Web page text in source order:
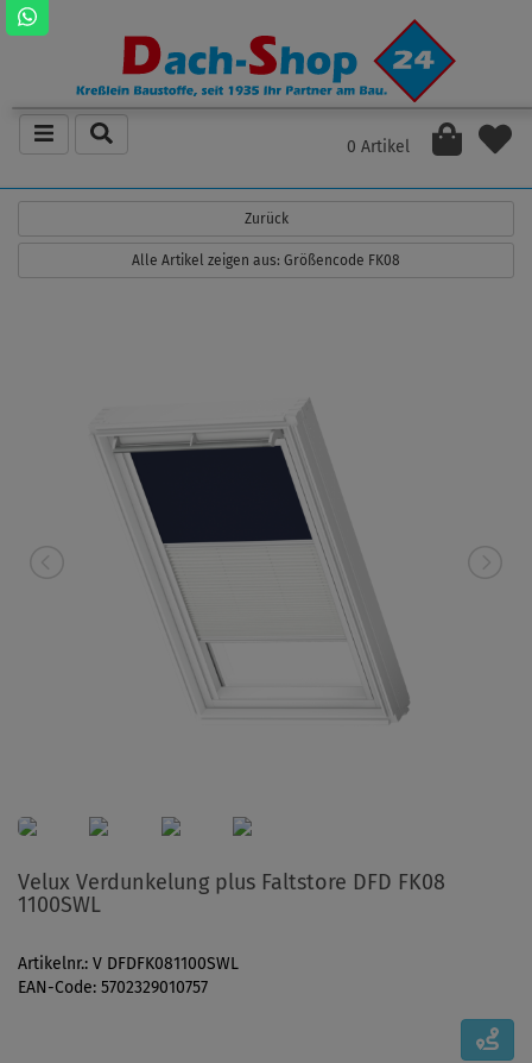
0 Artikel
Zurück
Alle Artikel zeigen aus: Größencode FK08
Velux Verdunkelung plus Faltstore DFD FK08
1100SWL
Artikelnr.: V DFDFK081100SWL
EAN-Code: 5702329010757